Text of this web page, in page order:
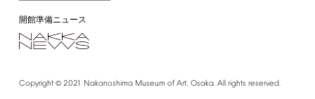
開館準備ニュース
Copyright© 2021 Nakanoshima Museum of Art, Osaka. All rights reserved.